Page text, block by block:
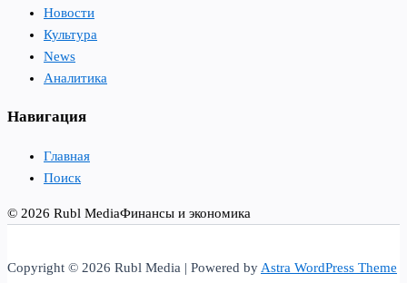
Новости
Культура
News
Аналитика
Навигация
Главная
Поиск
© 2026 Rubl MediaФинансы и экономика
Copyright © 2026 Rubl Media | Powered by Astra WordPress Theme